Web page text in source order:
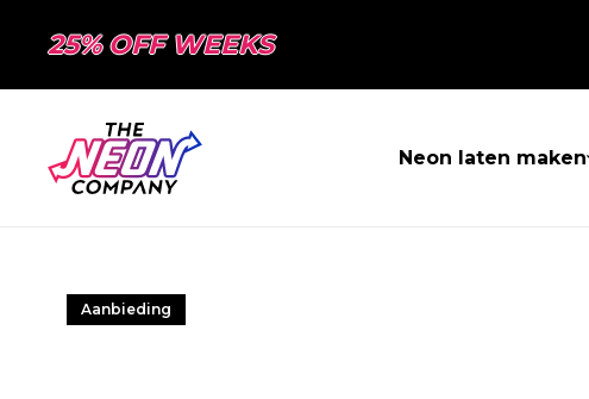
25% OFF WEEKS
Neon laten maken
Aanbieding